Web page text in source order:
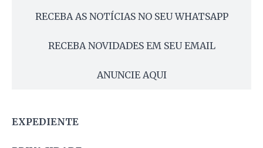
RECEBA AS NOTÍCIAS NO SEU WHATSAPP
RECEBA NOVIDADES EM SEU EMAIL
ANUNCIE AQUI
EXPEDIENTE